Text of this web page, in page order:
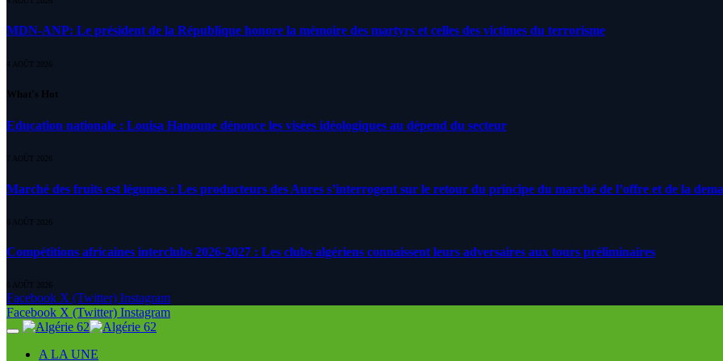
MDN-ANP: Le président de la République honore la mémoire des martyrs et celles des victimes du terrorisme
4 AOÛT 2026
What's Hot
Education nationale : Louisa Hanoune dénonce les visées idéologiques au dépend du secteur
7 AOÛT 2026
Marché des fruits est légumes : Les producteurs des Aures s’interrogent sur le retour du principe du marché de l’offre et de la
6 AOÛT 2026
Compétitions africaines interclubs 2026-2027 : Les clubs algériens connaissent leurs adversaires aux tours préliminaires
6 AOÛT 2026
Facebook X (Twitter) Instagram
Facebook X (Twitter) Instagram
A LA UNE